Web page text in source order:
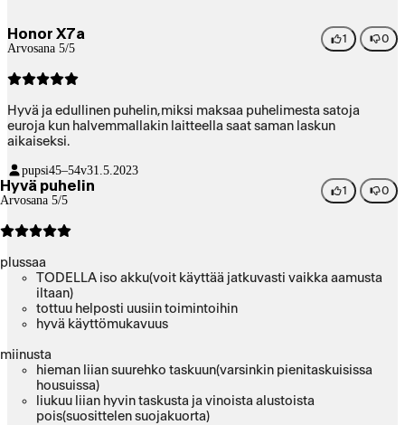
Honor X7a
Arvosana 5/5
1 0
Hyvä ja edullinen puhelin,miksi maksaa puhelimesta satoja
euroja kun halvemmallakin laitteella saat saman laskun
aikaiseksi.
pupsi45–54v31.5.2023
Hyvä puhelin
Arvosana 5/5
1 0
plussaa
TODELLA iso akku(voit käyttää jatkuvasti vaikka aamusta
iltaan)
tottuu helposti uusiin toimintoihin
hyvä käyttömukavuus
miinusta
hieman liian suurehko taskuun(varsinkin pienitaskuisissa
housuissa)
liukuu liian hyvin taskusta ja vinoista alustoista
pois(suosittelen suojakuorta)